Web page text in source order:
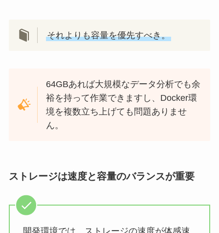
それよりも容量を優先すべき。
64GBあれば大規模なデータ分析でも余
裕を持って作業できますし、Docker環
境を複数立ち上げても問題ありませ
ん。
ストレージは速度と容量のバランスが重要